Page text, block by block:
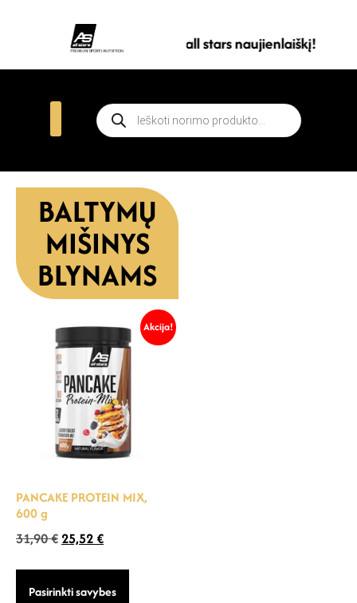
Prenumeruokite all stars naujienlaiškį!
BALTYMŲ
MIŠINYS
BLYNAMS
Akcija!
PANCAKE PROTEIN MIX,
600 g
31,90€ 25,52€
Pasirinkti savybes